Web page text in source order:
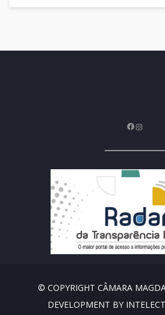
Facebook
© COPYRIGHT CÂMARA
DEVELOPMENT BY